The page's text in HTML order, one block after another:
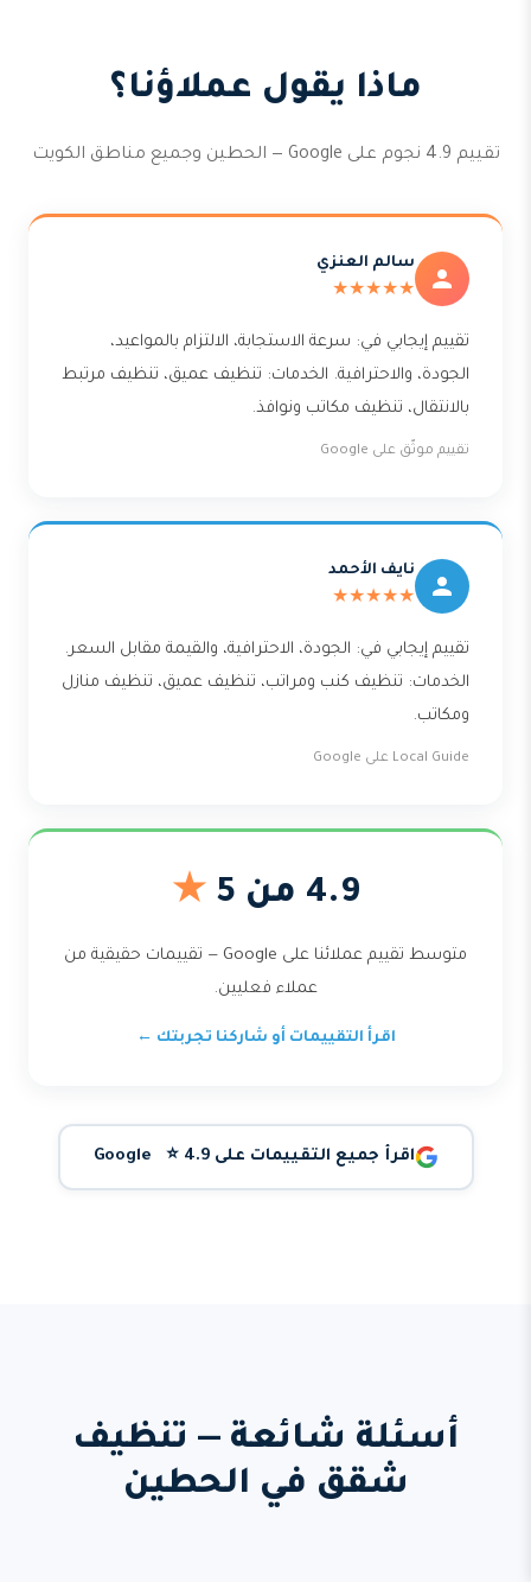
ماذا يقول عملاؤنا؟
تقييم 4.9 نجوم على Google — الحطين وجميع مناطق الكويت
سالم العنزي
★★★★★
تقييم إيجابي في: سرعة الاستجابة، الالتزام بالمواعيد،
الجودة، والاحترافية. الخدمات: تنظيف عميق، تنظيف مرتبط
بالانتقال، تنظيف مكاتب ونوافذ.
تقييم موثّق على Google
نايف الأحمد
★★★★★
تقييم إيجابي في: الجودة، الاحترافية، والقيمة مقابل السعر.
الخدمات: تنظيف كنب ومراتب، تنظيف عميق، تنظيف منازل
ومكاتب.
Local Guide على Google
4.9 من 5 ★
متوسط تقييم عملائنا على Google — تقييمات حقيقية من
عملاء فعليين.
اقرأ التقييمات أو شاركنا تجربتك ←
اقرأ جميع التقييمات على Google ⭐ 4.9
أسئلة شائعة — تنظيف
شقق في الحطين